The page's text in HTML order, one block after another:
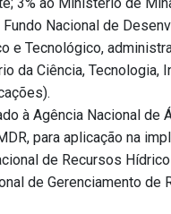
Fundo Nacional de
e Tecnológico,
da Ciência, Tecnologia,
à Agência Nacional de
para aplicação na
de Recursos
de Gerenciamento de